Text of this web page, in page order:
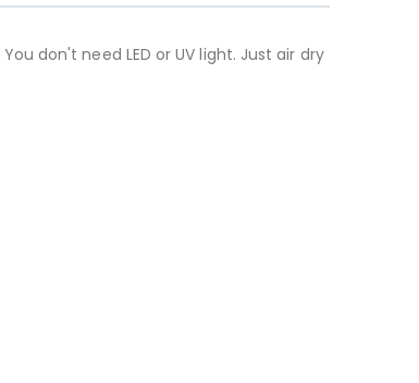
don't need LED or UV light. Just air dry